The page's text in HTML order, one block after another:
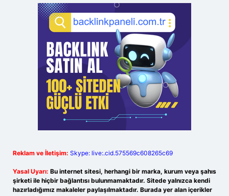
Reklam ve İletişim: Skype: live:.cid.575569c608265c69
Yasal Uyarı: Bu internet sitesi, herhangi bir marka, kurum veya şahıs
şirketi ile hiçbir bağlantısı bulunmamaktadır. Sitede yalnızca kendi
hazırladığımız makaleler paylaşılmaktadır. Burada yer alan içerikler